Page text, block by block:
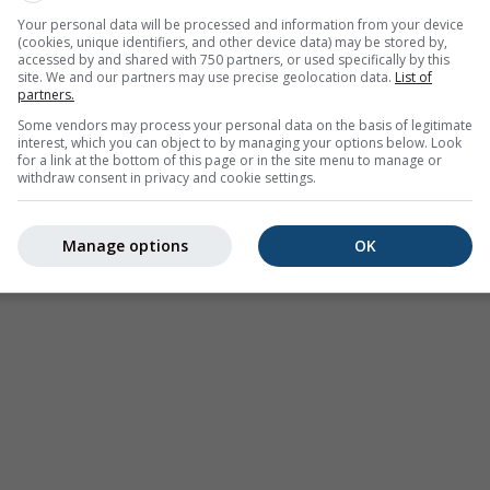
actuelles à 40 ans de données historiques, nous pouvons
chaudes (zones rouges) ou froides (zones bleues).
réelles observées par les stations météorologiques
à 43.65°N 5.27°E
Your personal data will be processed and information from your device
(cookies, unique identifiers, and other device data) may be stored by,
accessed by and shared with 750 partners, or used specifically by this
site. We and our partners may use precise geolocation data. List of
partners.
Some vendors may process your personal data on the basis of legitimate
interest, which you can object to by managing your options below. Look
for a link at the bottom of this page or in the site menu to manage or
withdraw consent in privacy and cookie settings.
OK
Manage options